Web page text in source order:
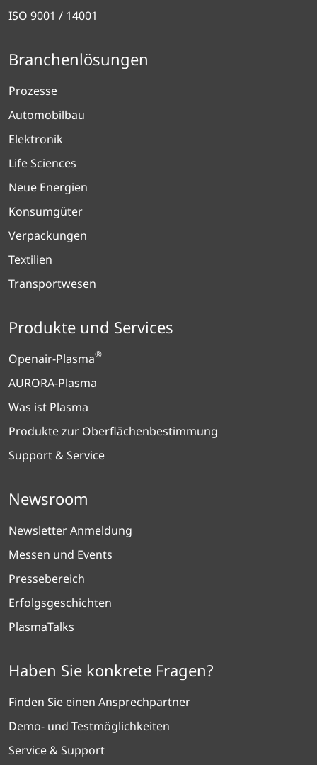
ISO 9001 / 14001
Branchenlösungen
Prozesse
Automobilbau
Elektronik
Life Sciences
Neue Energien
Konsumgüter
Verpackungen
Textilien
Transportwesen
Produkte und Services
Openair-Plasma®
AURORA-Plasma
Was ist Plasma
Produkte zur Oberflächenbestimmung
Support & Service
Newsroom
Newsletter Anmeldung
Messen und Events
Pressebereich
Erfolgsgeschichten
PlasmaTalks
Haben Sie konkrete Fragen?
Finden Sie einen Ansprechpartner
Demo- und Testmöglichkeiten
Service & Support